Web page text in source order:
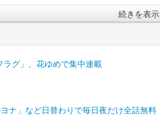
続きを表示
グ」、花ゆめで集中連載
ナ」など日替わりで毎日夜だけ全話無料